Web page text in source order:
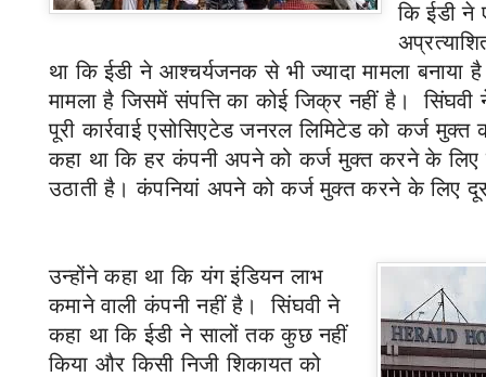
कि ईडी
था कि ईडी ने आश्चर्यजनक से भी ज्यादा मामला बनाया
मामला है जिसमें संपत्ति का कोई जिक्र नहीं है।
पूरी कार्रवाई एसोसिएटेड जनरल लिमिटेड को कर्ज
कहा था कि हर कंपनी अपने को कर्ज मुक्त करने के
उठाती है। कंपनियां अपने को कर्ज मुक्त करने के लिए
उन्होंने कहा था कि यंग इंडियन लाभ
कमाने वाली कंपनी नहीं है। सिंघवी ने
कहा था कि ईडी ने सालों तक कुछ नहीं
किया और किसी निजी शिकायत को